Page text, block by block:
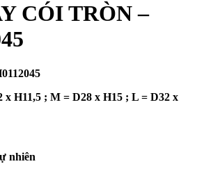
CÓI TRÒN –
x H11,5 ; M = D28 x H15 ; L = D32 x
nhiên